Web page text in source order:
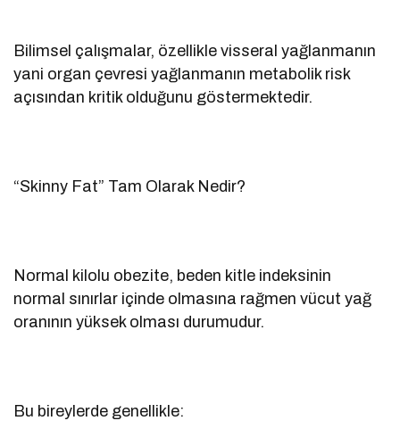
Bilimsel çalışmalar, özellikle visseral yağlanmanın
yani organ çevresi yağlanmanın metabolik risk
açısından kritik olduğunu göstermektedir.
“Skinny Fat” Tam Olarak Nedir?
Normal kilolu obezite, beden kitle indeksinin
normal sınırlar içinde olmasına rağmen vücut yağ
oranının yüksek olması durumudur.
Bu bireylerde genellikle: